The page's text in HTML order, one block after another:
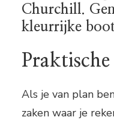
Churchill.
kleurrijke
Als je van plan
zaken waar je